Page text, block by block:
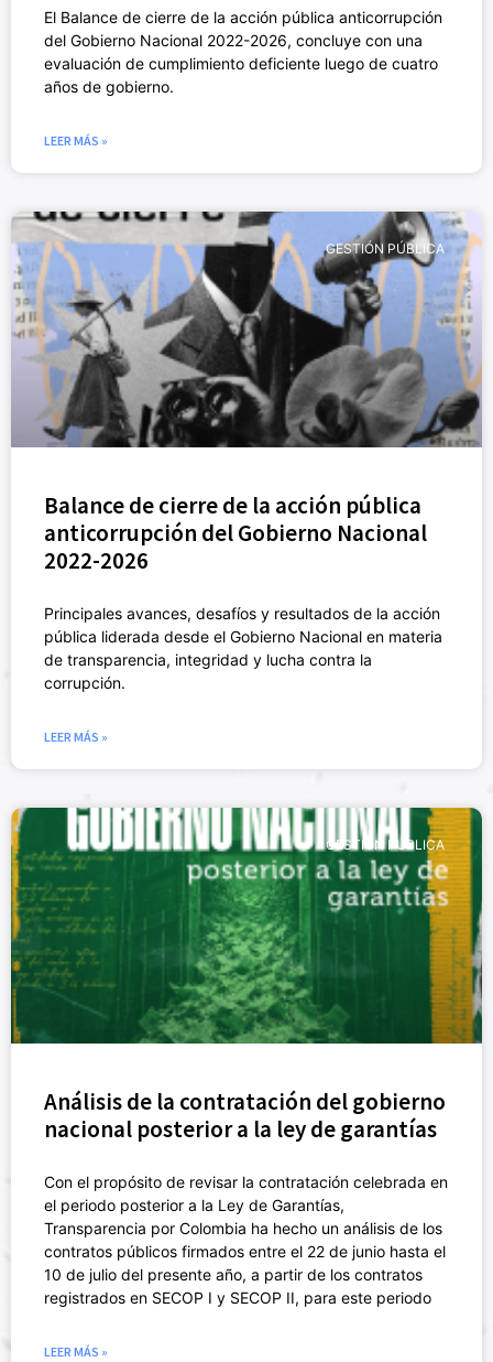
El Balance de cierre de la acción pública anticorrupción
del Gobierno Nacional 2022-2026, concluye con una
evaluación de cumplimiento deficiente luego de cuatro
años de gobierno.
LEER MÁS »
GESTIÓN PÚBLICA
Balance de cierre de la acción pública
anticorrupción del Gobierno Nacional
2022-2026
Principales avances, desafíos y resultados de la acción
pública liderada desde el Gobierno Nacional en materia
de transparencia, integridad y lucha contra la
corrupción.
LEER MÁS »
GESTIÓN PÚBLICA
Análisis de la contratación del gobierno
nacional posterior a la ley de garantías
Con el propósito de revisar la contratación celebrada en
el periodo posterior a la Ley de Garantías,
Transparencia por Colombia ha hecho un análisis de los
contratos públicos firmados entre el 22 de junio hasta el
10 de julio del presente año, a partir de los contratos
registrados en SECOP I y SECOP II, para este periodo
LEER MÁS »